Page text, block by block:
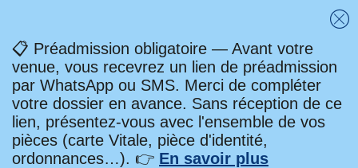
📋 Préadmission obligatoire — Avant votre
venue, vous recevrez un lien de préadmission
par WhatsApp ou SMS. Merci de compléter
votre dossier en avance. Sans réception de ce
lien, présentez-vous avec l'ensemble de vos
pièces (carte Vitale, pièce d'identité,
ordonnances…). 👉 En savoir plus